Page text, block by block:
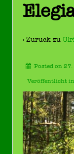
‹ Zurück zu
Posted on 27.
Veröffentlicht in